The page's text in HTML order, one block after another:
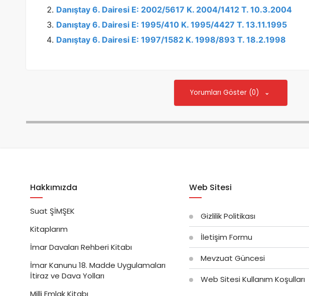
Danıştay 6. Dairesi E: 2002/5617 K. 2004/1412 T. 10.3.2004
Danıştay 6. Dairesi E: 1995/410 K. 1995/4427 T. 13.11.1995
Danıştay 6. Dairesi E: 1997/1582 K. 1998/893 T. 18.2.1998
Yorumları Göster (0)
Hakkımızda
Suat ŞİMŞEK
Kitaplarım
İmar Davaları Rehberi Kitabı
İmar Kanunu 18. Madde Uygulamaları
İtiraz ve Dava Yolları
Web Sitesi
Gizlilik Politikası
İletişim Formu
Mevzuat Güncesi
Web Sitesi Kullanım Koşulları